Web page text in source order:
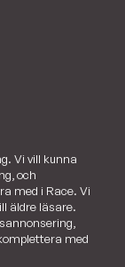
Vi vill kunna
och
med i Race. Vi
äldre läsare.
med